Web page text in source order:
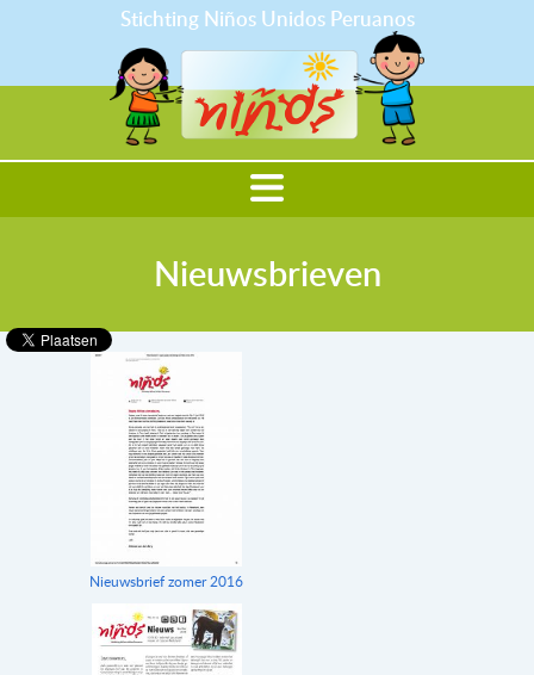
Stichting Niños Unidos Peruanos
Nieuwsbrieven
Nieuwsbrief zomer 2016